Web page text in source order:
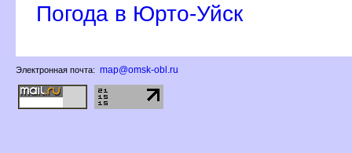
Погода в Юрто-Уйск
Электронная почта: map@omsk-obl.ru